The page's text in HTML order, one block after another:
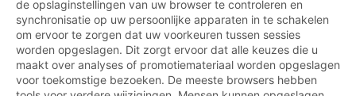
de opslaginstellingen van uw browser te controleren en
synchronisatie op uw persoonlijke apparaten in te schakelen
om ervoor te zorgen dat uw voorkeuren tussen sessies
worden opgeslagen. Dit zorgt ervoor dat alle keuzes die u
maakt over analyses of promotiemateriaal worden opgeslagen
voor toekomstige bezoeken. De meeste browsers hebben